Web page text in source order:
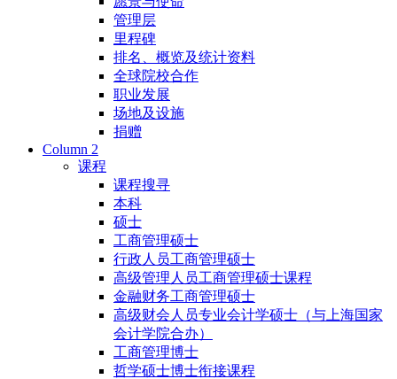
管理层
里程碑
排名、概览及统计资料
全球院校合作
职业发展
场地及设施
捐赠
Column 2
课程
课程搜寻
本科
硕士
工商管理硕士
行政人员工商管理硕士
高级管理人员工商管理硕士课程
金融财务工商管理硕士
高级财会人员专业会计学硕士（与上海国家
会计学院合办）
工商管理博士
哲学硕士博士衔接课程